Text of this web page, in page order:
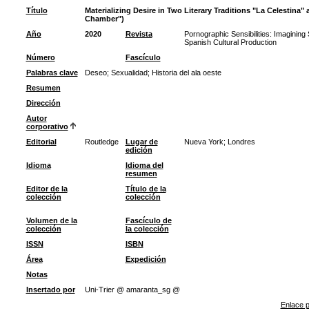
Título
Materializing Desire in Two Literary Traditions "La Celestina"
Chamber")
Año
2020 Revista
Pornographic Sensibilities:
Spanish Cultural Production
Número
Fascículo
Palabras clave
Deseo; Sexualidad; Historia del ala oeste
Resumen
Dirección
Autor
corporativo
Editorial
Routledge
Lugar de
edición
Nueva York; Londres
Idioma
Idioma del
resumen
Editor de la
colección
Título de la
colección
Volumen de la
colección
Fascículo de
la colección
ISSN
ISBN
Área
Expedición
Notas
Insertado por
Uni-Trier @ amaranta_sg @
Enlace